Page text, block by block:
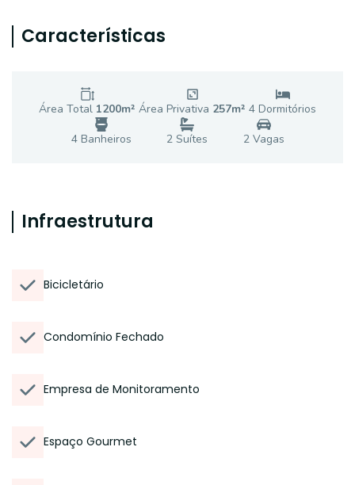
Características
Área Total 1200m² Área Privativa 257m² 4 Dormitórios
4Banheiros 2 Suítes 2Vagas
Infraestrutura
Bicicletário
Condomínio Fechado
Empresa de Monitoramento
Espaço Gourmet